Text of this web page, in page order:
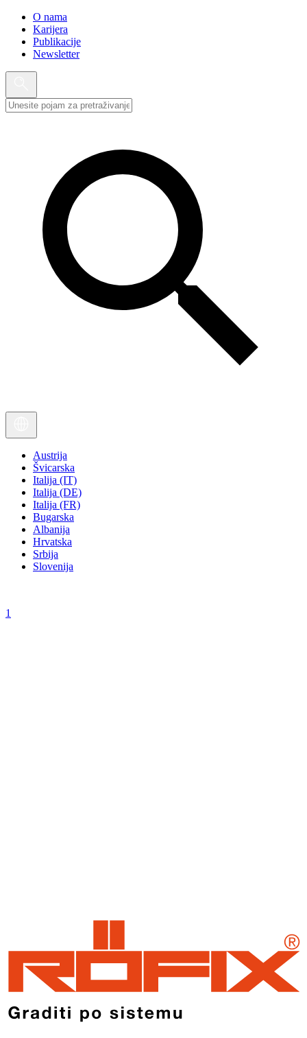
O nama
Karijera
Publikacije
Newsletter
Austrija
Švicarska
Italija (IT)
Italija (DE)
Italija (FR)
Bugarska
Albanija
Hrvatska
Srbija
Slovenija
1